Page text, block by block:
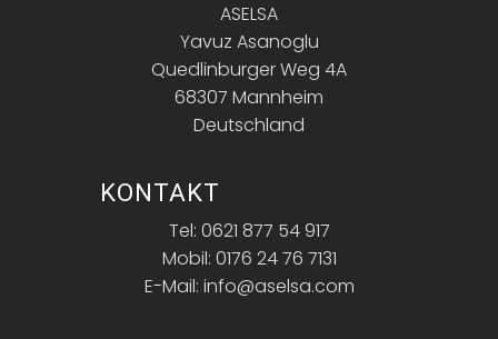
ASELSA
Yavuz Asanoglu
Quedlinburger Weg 4A
68307 Mannheim
Deutschland
KONTAKT
Tel: 0621 877 54 917
Mobil: 0176 24 76 7131
E-Mail: info@aselsa.com